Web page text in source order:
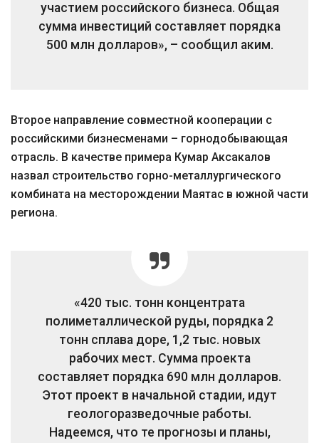
участием российского бизнеса. Общая
сумма инвестиций составляет порядка
500 млн долларов», – сообщил аким.
Второе направление совместной кооперации с
российскими бизнесменами – горнодобывающая
отрасль. В качестве примера Кумар Аксакалов
назвал строительство горно-металлургического
комбината на месторождении Маятас в южной части
региона.
«420 тыс. тонн концентрата
полиметаллической руды, порядка 2
тонн сплава доре, 1,2 тыс. новых
рабочих мест. Сумма проекта
составляет порядка 690 млн долларов.
Этот проект в начальной стадии, идут
геологоразведочные работы.
Надеемся, что те прогнозы и планы,